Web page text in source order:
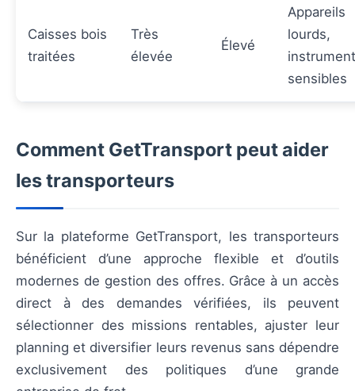
Caisses bois
traitées
Très
élevée
Élevé
Appareils
lourds,
sensibles
Comment GetTransport peut aider
les transporteurs
Sur la plateforme GetTransport, les transporteurs
bénéficient d’une approche flexible et d’outils
modernes de gestion des offres. Grâce à un accès
direct à des demandes vérifiées, ils peuvent
sélectionner des missions rentables, ajuster leur
planning et diversifier leurs revenus sans dépendre
exclusivement des politiques d’une grande